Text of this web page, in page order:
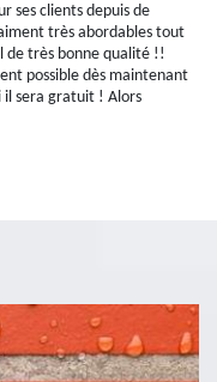
ses clients depuis de
très abordables tout
de très bonne qualité !!
possible dès maintenant
il sera gratuit ! Alors